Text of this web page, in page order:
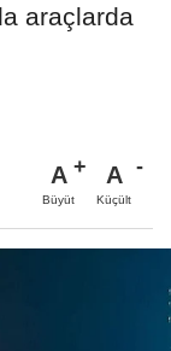
araçlarda
A
Büyüt
A
Küçült